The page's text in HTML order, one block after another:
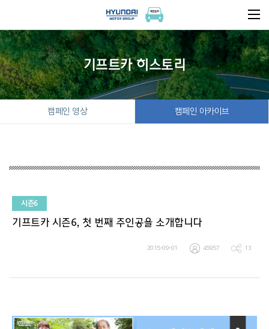
기프트카 히스토리
캠페인 영상 캠페인 아카이브
시즌6
기프트카 시즌6, 첫 번째 주인공을 소개합니다
2015-09-01 45957 13